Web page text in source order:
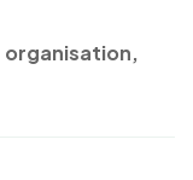
organisation,